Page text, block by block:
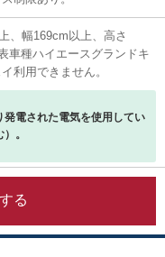
、幅169cm以上、高さ
車種ハイエースグランドキ
利用できません。
電された電気を使用してい
。
る